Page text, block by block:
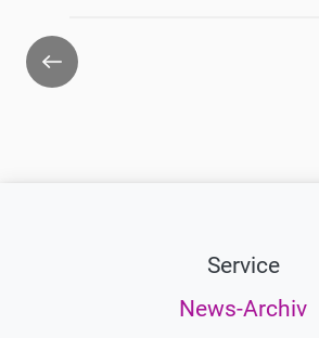
Zurück
Service
News-Archiv